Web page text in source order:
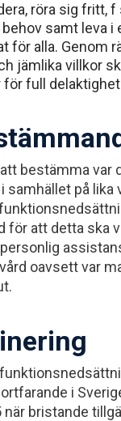
röra sig fritt,
samt leva i
för alla. Genom
jämlika villkor
full
bestämma var
samhället på lika
för att detta ska
oavsett var
i
bristande